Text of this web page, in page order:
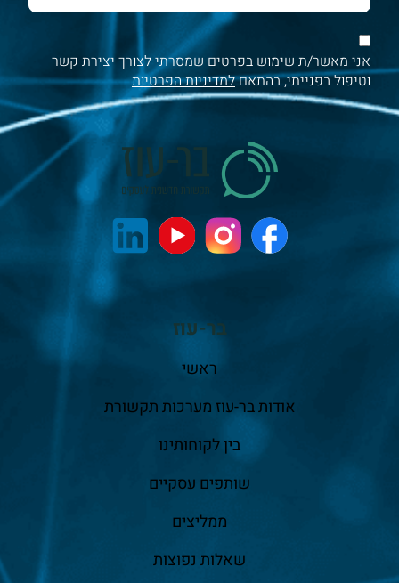
אני מאשר/ת שימוש בפרטים שמסרתי לצורך יצירת קשר
וטיפול בפנייתי, בהתאםלמדיניות הפרטיות
בר-עוז
ראשי
אודות בר-עוז מערכות תקשורת
בין לקוחותינו
שותפים עסקיים
ממליצים
שאלות נפוצות